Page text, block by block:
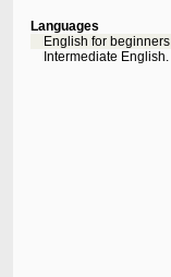
Languages
English for beginners
Intermediate English.